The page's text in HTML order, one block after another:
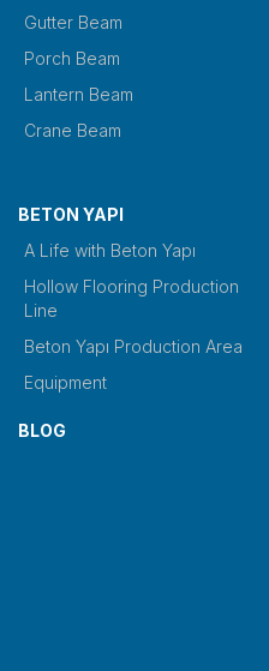
Gutter Beam
Porch Beam
Lantern Beam
Crane Beam
BETON YAPI
A Life with Beton Yapı
Hollow Flooring Production
Line
Beton Yapı Production Area
Equipment
BLOG